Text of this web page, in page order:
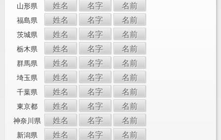
山形県 姓名 名字 名前
福島県 姓名 名字 名前
茨城県 姓名 名字 名前
栃木県 姓名 名字 名前
群馬県 姓名 名字 名前
埼玉県 姓名 名字 名前
千葉県 姓名 名字 名前
東京都 姓名 名字 名前
神奈川県 姓名 名字 名前
新潟県 姓名 名字 名前